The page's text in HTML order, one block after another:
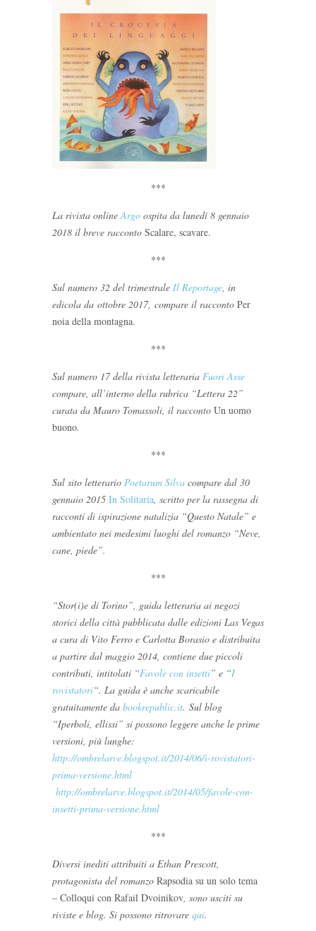
***
La rivista onlineArgo ospita da lunedì 8 gennaio
2018 il breve racconto Scalare, scavare.
***
Sul numero 32 del trimestrale Il Reportage, in
edicola da ottobre 2017, compare il racconto Per
noia della montagna.
***
Sul numero 17 della rivista letteraria Fuori Asse
compare, all’interno della rubrica “Lettera 22”
curata da Mauro Tomassoli, il racconto Un uomo
buono.
***
Sul sito letterario Poetarum Silva compare dal 30
gennaio 2015 In Solitaria, scritto per la rassegna di
racconti di ispirazione natalizia “Questo Natale” e
ambientato nei medesimi luoghi del romanzo “Neve,
cane, piede”.
***
“Stor(i)e di Torino”, guida letteraria ai negozi
storici della città pubblicata dalle edizioni Las Vegas
a cura di Vito Ferro e Carlotta Borasio e distribuita
a partire dal maggio 2014, contiene due piccoli
contributi, intitolati “Favole con insetti” e “I
rovistatori“. La guida è anche scaricabile
gratuitamente da bookrepublic.it. Sul blog
“Iperboli, ellissi” si possono leggere anche le prime
versioni, più lunghe:
http://ombrelarve.blogspot.it/2014/06/i-rovistatori-
prima-versione.html
http://ombrelarve.blogspot.it/2014/05/favole-con-
insetti-prima-versione.html
***
Diversi inediti attribuiti a Ethan Prescott,
protagonista del romanzo Rapsodia su un solo tema
– Colloqui con Rafail Dvoinikov, sono usciti su
riviste e blog. Si possono ritrovare qui.